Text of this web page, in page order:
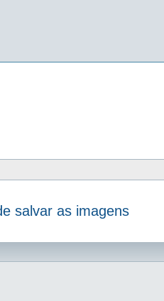
salvar as imagens